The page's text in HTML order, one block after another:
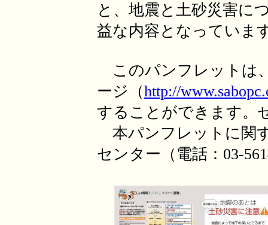
と、地震と土砂災害に
益な内容となっていま
このパンフレットは
ージ（http://
することができます。
本パンフレットに関
センター（電話：03-